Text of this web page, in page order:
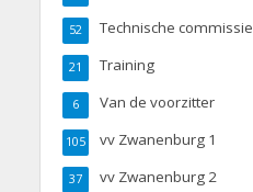
Technische commissie
52
Training
21
Van de voorzitter
6
vv Zwanenburg 1
105
vv Zwanenburg 2
37